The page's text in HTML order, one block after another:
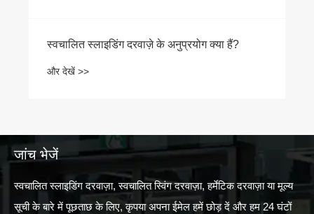
स्वचालित स्लाइडिंग दरवाज़े के अनुप्रयोग क्या हैं?
और देखें >>
जांच भेजें
स्वचालित स्लाइडिंग दरवाज़ा, स्वचालित स्विंग दरवाज़ा, हर्मेटिक दरवाज़ा या मूल्य
सूची के बारे में पूछताछ के लिए, कृपया अपना ईमेल हमें छोड़ दें और हम 24 घंटों